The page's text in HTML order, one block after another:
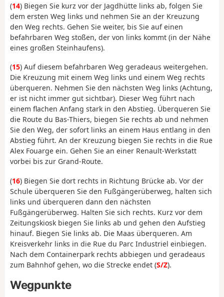
(14) Biegen Sie kurz vor der Jagdhütte links ab, folgen Sie
dem ersten Weg links und nehmen Sie an der Kreuzung
den Weg rechts. Gehen Sie weiter, bis Sie auf einen
befahrbaren Weg stoßen, der von links kommt (in der Nähe
eines großen Steinhaufens).
(15) Auf diesem befahrbaren Weg geradeaus weitergehen.
Die Kreuzung mit einem Weg links und einem Weg rechts
überqueren. Nehmen Sie den nächsten Weg links (Achtung,
er ist nicht immer gut sichtbar). Dieser Weg führt nach
einem flachen Anfang stark in den Abstieg. Überqueren Sie
die Route du Bas-Thiers, biegen Sie rechts ab und nehmen
Sie den Weg, der sofort links an einem Haus entlang in den
Abstieg führt. An der Kreuzung biegen Sie rechts in die Rue
Alex Fouarge ein. Gehen Sie an einer Renault-Werkstatt
vorbei bis zur Grand-Route.
(16) Biegen Sie dort rechts in Richtung Brücke ab. Vor der
Schule überqueren Sie den Fußgängerüberweg, halten sich
links und überqueren dann den nächsten
Fußgängerüberweg. Halten Sie sich rechts. Kurz vor dem
Zeitungskiosk biegen Sie links ab und gehen den Aufstieg
hinauf. Biegen Sie links ab. Die Maas überqueren. Am
Kreisverkehr links in die Rue du Parc Industriel einbiegen.
Nach dem Containerpark rechts abbiegen und geradeaus
zum Bahnhof gehen, wo die Strecke endet (S/Z).
Wegpunkte